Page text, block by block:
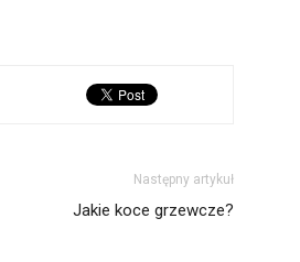
Następny artykuł
Jakie koce grzewcze?